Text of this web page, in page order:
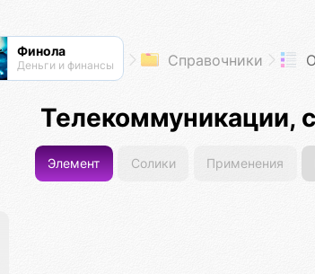
Финола
Деньги и финансы Справочники
Телекоммуникации,
Элемент Солики Применения